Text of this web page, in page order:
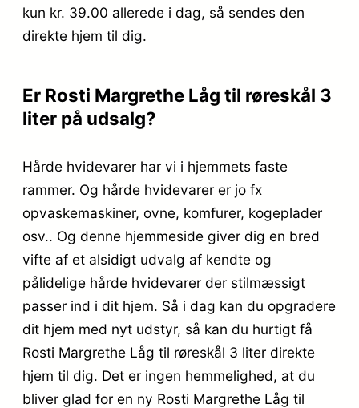
kun kr. 39.00 allerede i dag, så sendes den
direkte hjem til dig.
Er Rosti Margrethe Låg til røreskål 3
liter på udsalg?
Hårde hvidevarer har vi i hjemmets faste
rammer. Og hårde hvidevarer er jo fx
opvaskemaskiner, ovne, komfurer, kogeplader
osv.. Og denne hjemmeside giver dig en bred
vifte af et alsidigt udvalg af kendte og
pålidelige hårde hvidevarer der stilmæssigt
passer ind i dit hjem. Så i dag kan du opgradere
dit hjem med nyt udstyr, så kan du hurtigt få
Rosti Margrethe Låg til røreskål 3 liter direkte
hjem til dig. Det er ingen hemmelighed, at du
bliver glad for en ny Rosti Margrethe Låg til